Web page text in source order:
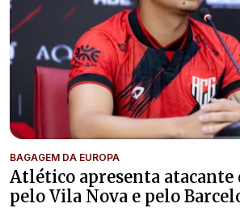
BAGAGEM DA EUROPA
Atlético apresenta atacante
pelo Vila Nova e pelo